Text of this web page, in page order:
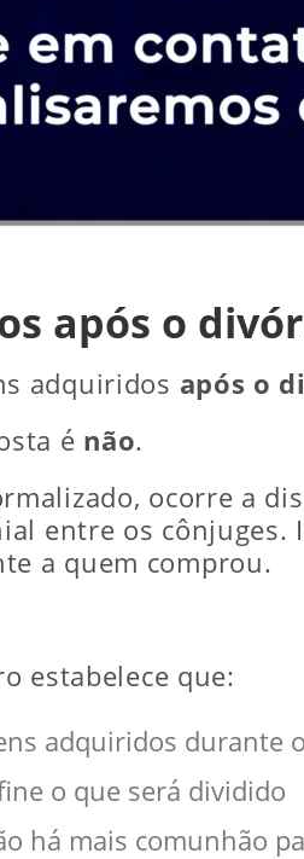
após o
adquiridos após o
é não.
ocorre a
entre os
a quem comprou.
estabelece que:
adquiridos durante
o que será dividido
há mais comunhão